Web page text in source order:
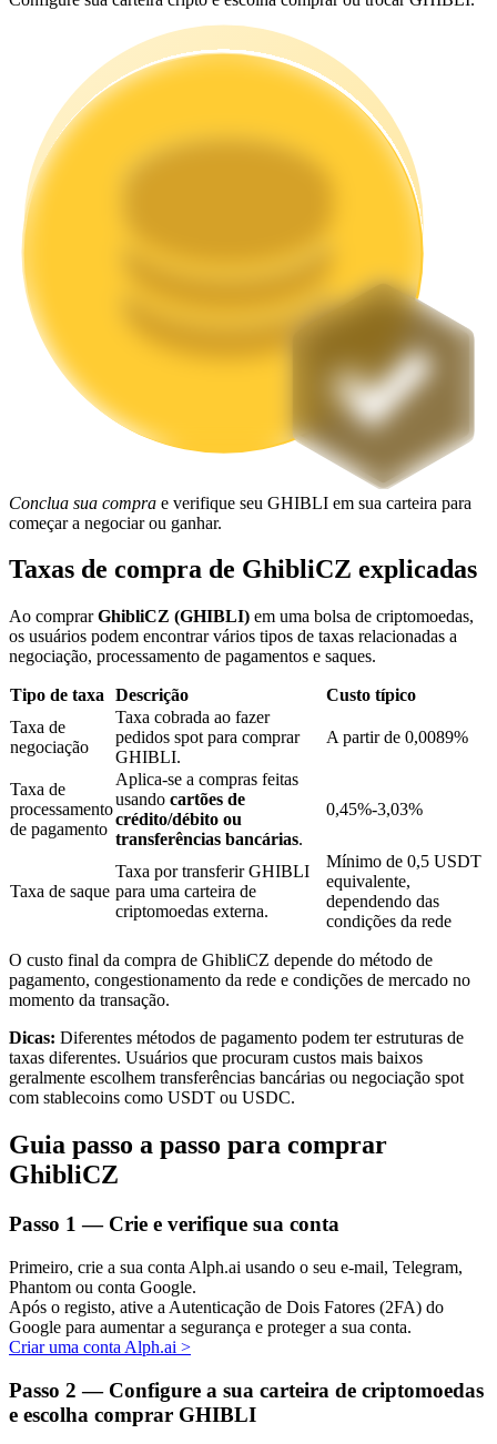
Estacamento
Altos retornos e acesso instantâneo
Staking flexível para ganhar tokens populares.
Bloqueios de BTR
Investimentos exclusivos para titulares de BTR
Empréstimos
Serviço de empréstimo apoiado por criptografia
Investimento Automático
Aprenda a apostar
Aprenda como ganhar renda passiva
Conclua sua compra e verifique seu GHIBLI em sua carteira para
começar a negociar ou ganhar.
Taxas de compra de GhibliCZ explicadas
Ao comprarGhibliCZ (GHIBLI) em uma bolsa de criptomoedas,
os usuários podem encontrar vários tipos de taxas relacionadas a
negociação, processamento de pagamentos e saques.
Tipo de taxa Descrição
Custo típico
Taxa de
negociação
Taxa cobrada ao fazer
pedidos spot para comprar
GHIBLI.
A partir de 0,0089%
Taxa de
processamento
de pagamento
Aplica-se a compras feitas
usando cartões de
crédito/débito ou
transferências bancárias.
0,45%-3,03%
Taxa de saque
Taxa por transferir GHIBLI
para uma carteira de
criptomoedas externa.
Mínimo de 0,5 USDT
equivalente,
dependendo das
condições da rede
O custo final da compra de GhibliCZ depende do método de
pagamento, congestionamento da rede e condições de mercado no
momento da transação.
Dicas: Diferentes métodos de pagamento podem ter estruturas de
taxas diferentes. Usuários que procuram custos mais baixos
geralmente escolhem transferências bancárias ou negociação spot
com stablecoins como USDT ou USDC.
Guia passo a passo para comprar
GhibliCZ
Passo 1 — Crie e verifique sua conta
Primeiro, crie a sua conta Alph.ai usando o seu e-mail, Telegram,
Phantom ou conta Google.
Após o registo, ative a Autenticação de Dois Fatores (2FA) do
Google para aumentar a segurança e proteger a sua conta.
Criar uma conta Alph.ai >
Passo 2 — Configure a sua carteira de criptomoedas
e escolha comprar GHIBLI